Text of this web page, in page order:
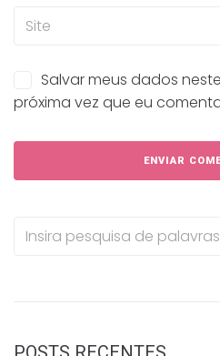
Salvar meus dados
próxima vez que eu
Procurar: